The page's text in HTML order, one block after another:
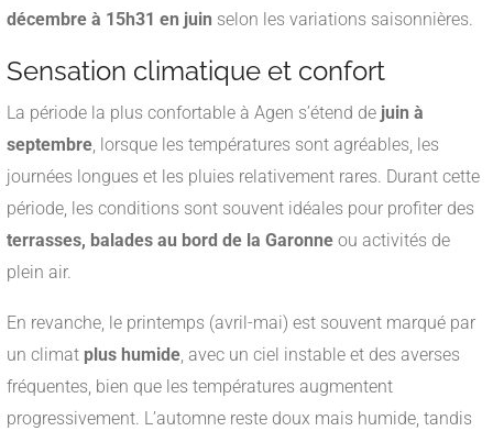
décembre à 15h31 en juin selon les variations saisonnières.
Sensation climatique et confort
La période la plus confortable à Agen s’étend de juin à
septembre, lorsque les températures sont agréables, les
journées longues et les pluies relativement rares. Durant cette
période, les conditions sont souvent idéales pour profiter des
terrasses, balades au bord de la Garonne ou activités de
plein air.
En revanche, le printemps (avril-mai) est souvent marqué par
un climat plus humide, avec un ciel instable et des averses
fréquentes, bien que les températures augmentent
progressivement. L’automne reste doux mais humide, tandis